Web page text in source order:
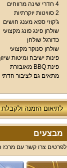
4 חדרי שינה מרווחים
2 סוויטות יוקרתיות
ג'קוזי ספא מענג חושים
שולחן פינג פונג מקצועי
כדורגל שולחן
שולחן סנוקר מקצועי
פינות ישיבה ומיטות
פינת BBQ מאובזרת
מתאים גם לציבור הדתי
לתיאום הזמנה ולקבלת
מבצעים
לפרטים צרו קשר עם מרכז